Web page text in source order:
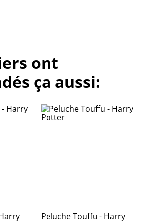
ont
ça aussi:
Peluche Touffu - Harry